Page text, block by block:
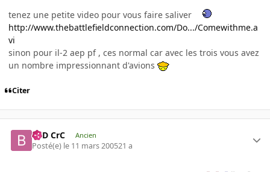
tenez une petite video pour vous faire saliver
http://www.thebattlefieldconnection.com/Do.../Comewithme.a
vi
sinon pour il-2 aep pf , ces normal car avec les trois vous avez
un nombre impressionnant d'avions
Citer
BaD CrC Ancien
Posté(e) le 11 mars 200521 a